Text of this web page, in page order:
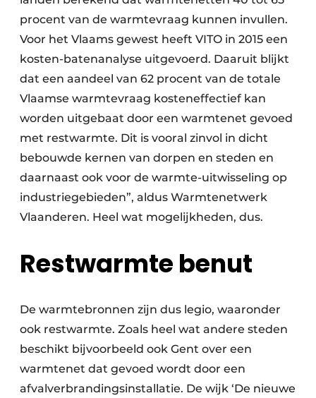
procent van de warmtevraag kunnen invullen.
Voor het Vlaams gewest heeft VITO in 2015 een
kosten-batenanalyse uitgevoerd. Daaruit blijkt
dat een aandeel van 62 procent van de totale
Vlaamse warmtevraag kosteneffectief kan
worden uitgebaat door een warmtenet gevoed
met restwarmte. Dit is vooral zinvol in dicht
bebouwde kernen van dorpen en steden en
daarnaast ook voor de warmte-uitwisseling op
industriegebieden”, aldus Warmtenetwerk
Vlaanderen. Heel wat mogelijkheden, dus.
Restwarmte benut
De warmtebronnen zijn dus legio, waaronder
ook rest­warmte. Zoals heel wat andere steden
beschikt bijvoorbeeld ook Gent over een
warmte­net dat gevoed wordt door een
afvalverbrandings­installatie. De wijk ‘De nieuwe